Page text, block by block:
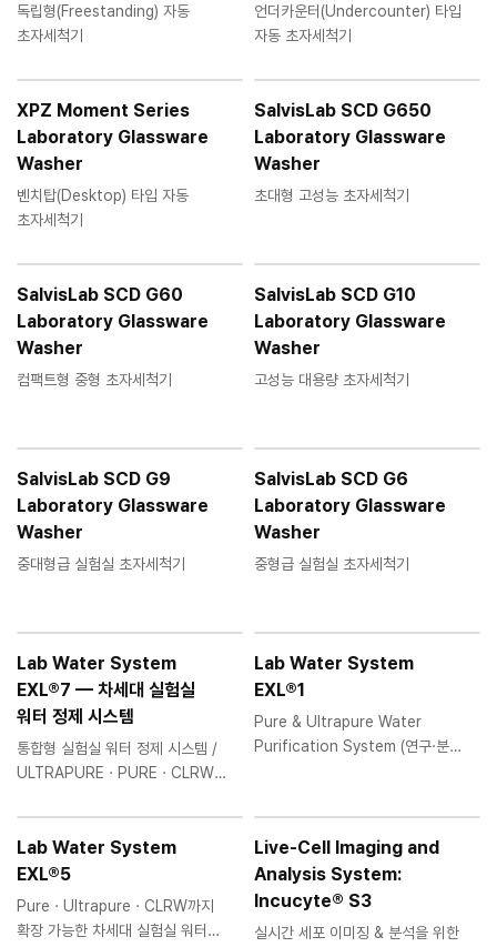
독립형(Freestanding) 자동
초자세척기
언더카운터(Undercounter) 타입
자동 초자세척기
XPZ Moment Series
Laboratory Glassware
Washer
벤치탑(Desktop) 타입 자동
초자세척기
SalvisLab SCD G650
Laboratory Glassware
Washer
초대형 고성능 초자세척기
SalvisLab SCD G60
Laboratory Glassware
Washer
컴팩트형 중형 초자세척기
SalvisLab SCD G10
Laboratory Glassware
Washer
고성능 대용량 초자세척기
SalvisLab SCD G9
Laboratory Glassware
Washer
중대형급 실험실 초자세척기
SalvisLab SCD G6
Laboratory Glassware
Washer
중형급 실험실 초자세척기
Lab Water System
EXL®7 — 차세대 실험실
워터 정제 시스템
통합형 실험실 워터 정제 시스템 /
ULTRAPURE · PURE · CLRW
Lab Water System
EXL®1
Pure & Ultrapure Water
Purification System (연구·분석
Lab Water System
EXL®5
Pure · Ultrapure · CLRW까지
확장 가능한 차세대 실험실 워터
Live-Cell Imaging and
Analysis System:
Incucyte® S3
실시간 세포 이미징 & 분석을 위한